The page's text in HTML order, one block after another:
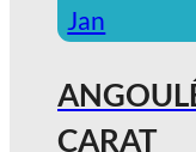
Jan
CARAT